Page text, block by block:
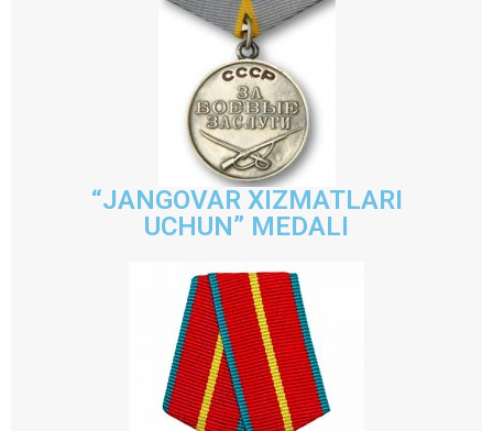
“JANGOVAR XIZMATLARI
UCHUN” MEDALI